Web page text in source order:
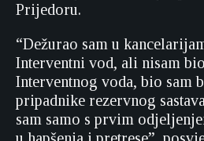
Prijedoru.
“Dežurao sam u
Interventni vod, ali nisam
Interventnog voda, bio sam
pripadnike rezervnog
sam samo s prvim